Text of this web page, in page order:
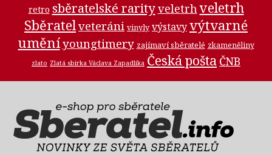
retro sběratelské rarityveletrhveletrh
Sběratelveteráni vinyly výstavyvýtvarné
uměníyoungtimery zajímaví sběratelé zkameněliny
zlato Zlatá sbírka Václava Zapadlíka Česká pošta ČNB